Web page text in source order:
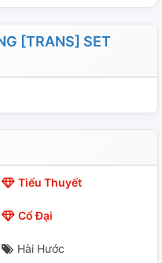
[TRANS] SET
Tiểu Thuyết
Cổ Đại
Hài Hước